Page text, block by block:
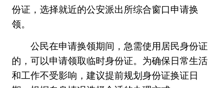
份证，选择就近的公安派出所综合窗口申请换
领。
公民在申请换领期间，急需使用居民身份证
的，可以申请领取临时身份证。为确保日常生活
和工作不受影响，建议提前规划身份证换证日